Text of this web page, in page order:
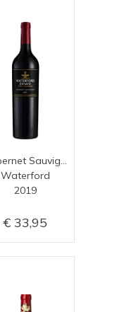
Waterford
2019
33,95